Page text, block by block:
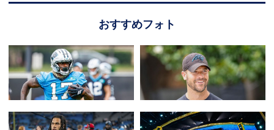
おすすめフォト